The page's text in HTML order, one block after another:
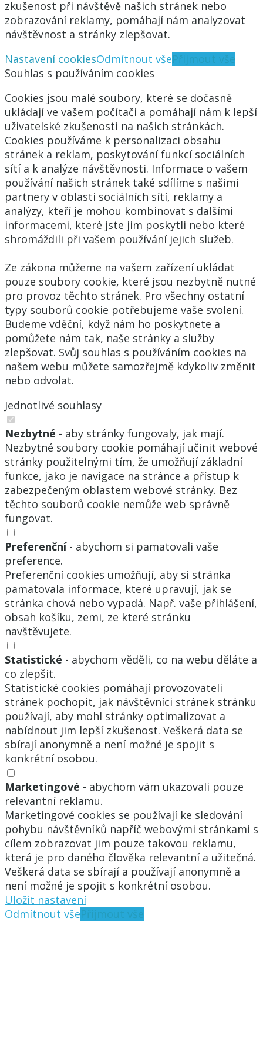
zkušenost při návštěvě našich stránek nebo
zobrazování reklamy, pomáhají nám analyzovat
návštěvnost a stránky zlepšovat.
Nastavení cookiesOdmítnout všePřijmout vše
Souhlas s používáním cookies
Cookies jsou malé soubory, které se dočasně
ukládají ve vašem počítači a pomáhají nám k lepší
uživatelské zkušenosti na našich stránkách.
Cookies používáme k personalizaci obsahu
stránek a reklam, poskytování funkcí sociálních
sítí a k analýze návštěvnosti. Informace o vašem
používání našich stránek také sdílíme s našimi
partnery v oblasti sociálních sítí, reklamy a
analýzy, kteří je mohou kombinovat s dalšími
informacemi, které jste jim poskytli nebo které
shromáždili při vašem používání jejich služeb.
Ze zákona můžeme na vašem zařízení ukládat
pouze soubory cookie, které jsou nezbytně nutné
pro provoz těchto stránek. Pro všechny ostatní
typy souborů cookie potřebujeme vaše svolení.
Budeme vděční, když nám ho poskytnete a
pomůžete nám tak, naše stránky a služby
zlepšovat. Svůj souhlas s používáním cookies na
našem webu můžete samozřejmě kdykoliv změnit
nebo odvolat.
Jednotlivé souhlasy
Nezbytné - aby stránky fungovaly, jak mají.
Nezbytné soubory cookie pomáhají učinit webové
stránky použitelnými tím, že umožňují základní
funkce, jako je navigace na stránce a přístup k
zabezpečeným oblastem webové stránky. Bez
těchto souborů cookie nemůže web správně
fungovat.
Preferenční- abychom si pamatovali vaše
preference.
Preferenční cookies umožňují, aby si stránka
pamatovala informace, které upravují, jak se
stránka chová nebo vypadá. Např. vaše přihlášení,
obsah košíku, zemi, ze které stránku
navštěvujete.
Statistické - abychom věděli, co na webu děláte a
co zlepšit.
Statistické cookies pomáhají provozovateli
stránek pochopit, jak návštěvníci stránek stránku
používají, aby mohl stránky optimalizovat a
nabídnout jim lepší zkušenost. Veškerá data se
sbírají anonymně a není možné je spojit s
konkrétní osobou.
Marketingové - abychom vám ukazovali pouze
relevantní reklamu.
Marketingové cookies se používají ke sledování
pohybu návštěvníků napříč webovými stránkami s
cílem zobrazovat jim pouze takovou reklamu,
která je pro daného člověka relevantní a užitečná.
Veškerá data se sbírají a používají anonymně a
není možné je spojit s konkrétní osobou.
Uložit nastavení
Odmítnout všePřijmout vše